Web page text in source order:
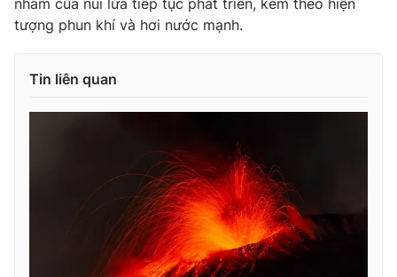
Ðiện thoại Thời báo VTV: 024.66 897 897
Email:toasoan@vtv.vn
nham của núi lửa tiếp tục phát triển, kèm theo hiện
tượng phun khí và hơi nước mạnh.
Tin liên quan